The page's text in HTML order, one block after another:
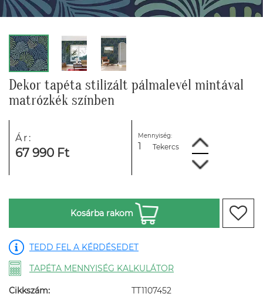
Dekor tapéta stilizált pálmalevél mintával
matrózkék színben
Ár:
67 990 Ft
Mennyiség:
Tekercs
Kosárba rakom
TEDD FEL A KÉRDÉSEDET
TAPÉTA MENNYISÉG KALKULÁTOR
Cikkszám: TT1107452